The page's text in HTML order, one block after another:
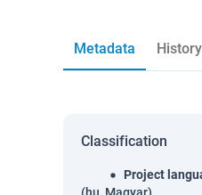
Metadata History
Classification
Project